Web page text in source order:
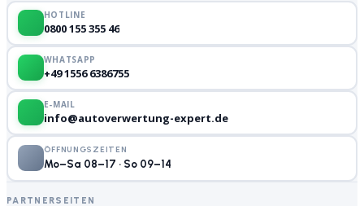
HOTLINE
0800 155 355 46
WHATSAPP
+49 1556 6386755
E-MAIL
info@autoverwertung-expert.de
ÖFFNUNGSZEITEN
Mo–Sa 08–17 · So 09–14
PARTNERSEITEN